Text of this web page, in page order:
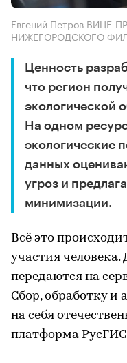
Евгений Петров ВИЦЕ-
НИЖЕГОРОДСКОГО
Ценность
что регион
экологической
На одном
экологические
данных
угроз и
минимизации.
Всё это
участия
передаются на
Сбор, обработку и
на себя
платформа